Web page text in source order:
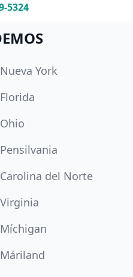
5324
Nueva York
Florida
Ohio
Pensilvania
Carolina del Norte
Virginia
Míchigan
Máriland